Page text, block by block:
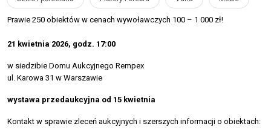
Prawie 250 obiektów w cenach wywoławczych 100 – 1 000 zł!
21 kwietnia 2026, godz. 17:00
w siedzibie Domu Aukcyjnego Rempex
ul. Karowa 31 w Warszawie
wystawa przedaukcyjna od 15 kwietnia
Kontakt w sprawie zleceń aukcyjnych i szerszych informacji o obiektach: